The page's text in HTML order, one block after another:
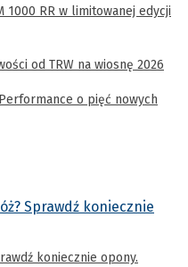
RR w limitowanej edycji
od TRW na wiosnę 2026
o pięć nowych
koniecznie opony.